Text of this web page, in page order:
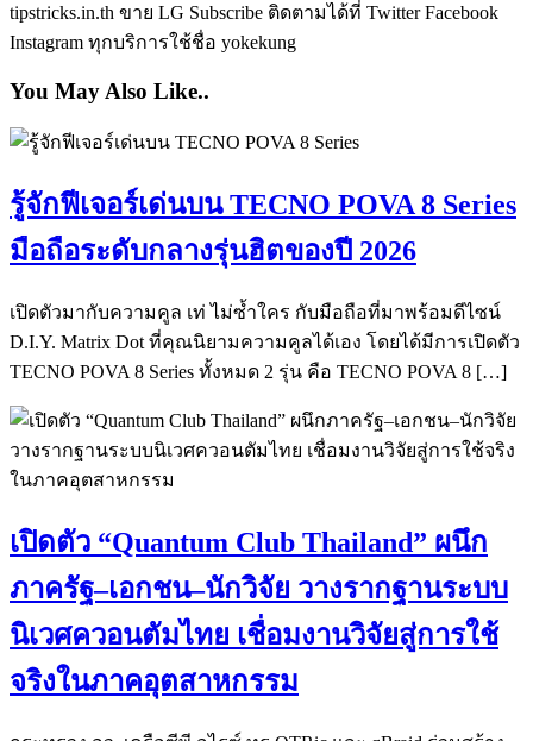
tipstricks.in.th ขาย LG Subscribe ติดตามได้ที่ Twitter Facebook
Instagram ทุกบริการใช้ชื่อ yokekung
You May Also Like..
รู้จักฟีเจอร์เด่นบน TECNO POVA 8 Series
มือถือระดับกลางรุ่นฮิตของปี 2026
เปิดตัวมากับความคูล เท่ ไม่ซ้ำใคร กับมือถือที่มาพร้อมดีไซน์
D.I.Y. Matrix Dot ที่คุณนิยามความคูลได้เอง โดยได้มีการเปิดตัว
TECNO POVA 8 Series ทั้งหมด 2 รุ่น คือ TECNO POVA 8 […]
เปิดตัว “Quantum Club Thailand” ผนึก
ภาครัฐ–เอกชน–นักวิจัย วางรากฐานระบบ
นิเวศควอนตัมไทย เชื่อมงานวิจัยสู่การใช้
จริงในภาคอุตสาหกรรม